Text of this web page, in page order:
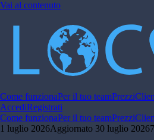
Vai al contenuto
Come funzionaPer il tuo teamPrezzi
AccediRegistrati
Come funzionaPer il tuo teamPrezzi
1 luglio 2026Aggiornato 30 luglio 2026